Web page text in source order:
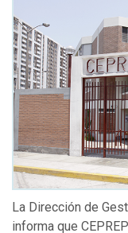
La Dirección de
informa que